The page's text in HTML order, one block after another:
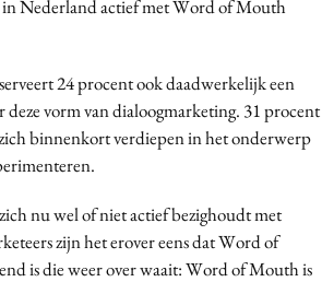
in Nederland actief met Word of Mouth
24 procent ook daadwerkelijk een
deze vorm van dialoogmarketing. 31 procent
zich binnenkort verdiepen in het onderwerp
nu wel of niet actief bezighoudt met
zijn het erover eens dat Word of
is die weer over waait: Word of Mouth is